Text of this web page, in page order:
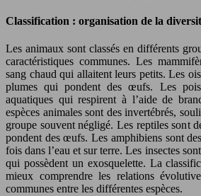
Classification : organisation de la
Les animaux sont classés en différents
caractéristiques communes. Les
sang chaud qui allaitent leurs petits. Les
plumes qui pondent des œufs. Les
aquatiques qui respirent à l’aide de
espèces animales sont des invertébrés,
groupe souvent négligé. Les reptiles sont
pondent des œufs. Les amphibiens sont
fois dans l’eau et sur terre. Les insectes
qui possèdent un exosquelette. La
mieux comprendre les relations
communes entre les différentes espèces.